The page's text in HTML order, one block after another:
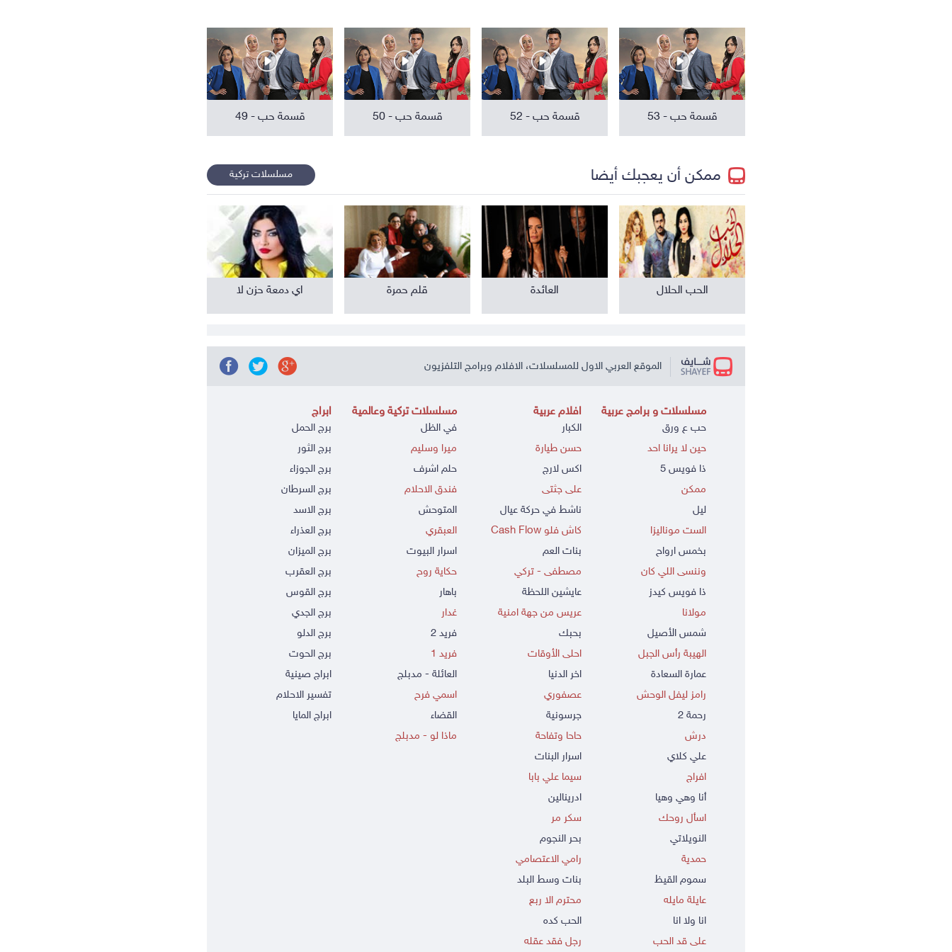
قسمة حب - 53 قسمة حب - 52 قسمة حب - 50 قسمة حب - 49
ممكن أن يعجبك أيضا مسلسلات تركية
الحب الحلال العائدة قلم حمرة اي دمعة حزن لا
الموقع العربي الاول للمسلسلات، الافلام وبرامج التلفزيون
مسلسلات و برامج عربية
حب ع ورق
حين لا يرانا احد
ذا فويس 5
ممكن
ليل
الست موناليزا
بخمس ارواح
وننسى اللي كان
ذا فويس كيدز
مولانا
شمس الأصيل
الهيبة رأس الجبل
عمارة السعادة
رامز ليفل الوحش
رحمة 2
درش
علي كلاي
افراج
أنا وهي وهيا
اسأل روحك
النويلاتي
حمدية
سموم القيظ
عايلة مايله
انا ولا انا
على قد الحب
افلام عربية
الكبار
حسن طيارة
اكس لارج
على جثتى
ناشط في حركة عيال
كاش فلو Cash Flow
بنات العم
مصطفى - تركي
عايشين اللحظة
عريس من جهة امنية
بحبك
احلى الأوقات
اخر الدنيا
عصفوري
جرسونية
حاحا وتفاحة
اسرار البنات
سيما علي بابا
ادرينالين
سكر مر
بحر النجوم
رامي الاعتصامي
بنات وسط البلد
محترم الا ربع
الحب كده
رجل فقد عقله
مسلسلات تركية وعالمية
في الظل
ميرا وسليم
حلم اشرف
فندق الاحلام
المتوحش
العبقري
اسرار البيوت
حكاية روح
باهار
غدار
فريد 2
فريد 1
العائلة - مدبلج
اسمي فرح
القضاء
ماذا لو - مدبلج
ابراج
برج الحمل
برج الثور
برج الجوزاء
برج السرطان
برج الاسد
برج العذراء
برج الميزان
برج العقرب
برج القوس
برج الجدي
برج الدلو
برج الحوت
ابراج صينية
تفسير الاحلام
ابراج المايا